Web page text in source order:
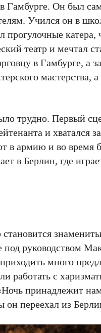
Гамбурге. Он был
Учился он в
катера,
театр и мечтал
в Гамбурге, а
мастерства,
трудно. Первый
и
в армию и во время
в Берлин, где
руководством
много
работать с
принадлежит
он переехал из